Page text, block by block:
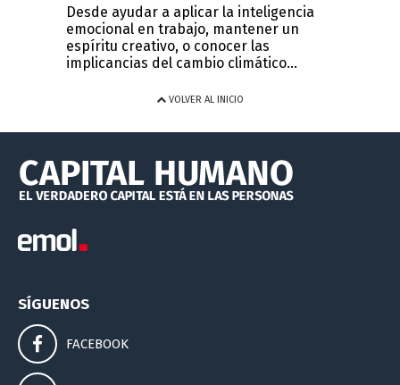
Desde ayudar a aplicar la inteligencia
emocional en trabajo, mantener un
espíritu creativo, o conocer las
implicancias del cambio climático...
VOLVER AL INICIO
SÍGUENOS
FACEBOOK